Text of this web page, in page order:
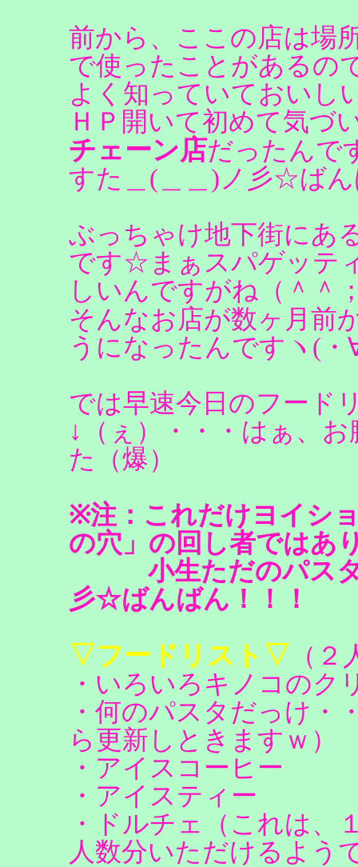
前から、ここの店は場
で使ったことがあるの
よく知っていておい
ＨＰ開いて初めて気づ
チェーン店だったんで
すた＿(＿＿)ノ彡☆ば
ぶっちゃけ地下街にあ
です☆まぁスパゲッテ
しいんですがね（＾＾
そんなお店が数ヶ月前
うになったんですヽ(
では早速今日のフード
↓（ぇ）・・・はぁ、
た（爆）
※注：これだけヨイシ
の穴」の回し者ではあ
小生ただのパスタ
彡☆ばんばん！！！
▽フードリスト▽ （
・いろいろキノコのク
・何のパスタだっけ・
ら更新しときますｗ）
・アイスコーヒー
・アイスティー
・ドルチェ（これは、
人数分いただけるよう